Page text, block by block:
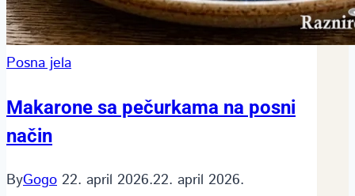
Posna jela
Makarone sa pečurkama na posni
način
ByGogo 22. april 2026.22. april 2026.